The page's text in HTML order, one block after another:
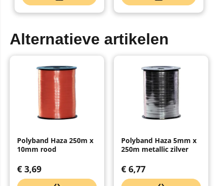
Alternatieve artikelen
Polyband Haza 250m x
10mm rood
€ 3,69
Polyband Haza 5mm x
250m metallic zilver
€ 6,77